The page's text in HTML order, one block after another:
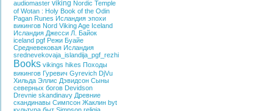
audiomaster viking Nordic Temple
of Wotan : Holy Book of the Odin
Pagan Runes Исландия эпохи
викингов Nord Viking Age Iceland
Исландия Джесси Л. Байок
iceland pgf Режи Буайе
Средневековая Исландия
srednevekovaja_islandija_pgf_rezhi
Books vikings hikes Походы
викингов Гуревич Gyrevich DjVu
Хильда Эллис Дэвидсон Сыны
северных богов Devidson
Drevnie skandinavy Древние
скандинавы Симпсон Жаклин byt